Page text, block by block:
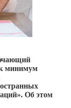
минимум
Об этом